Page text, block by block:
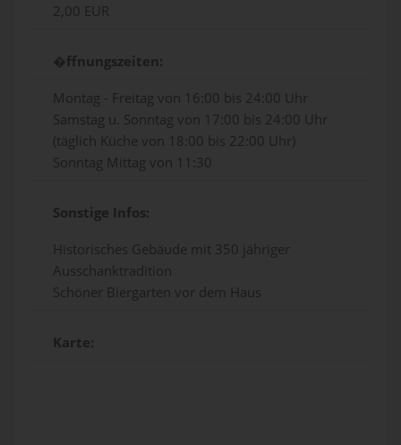
2,00 EUR
�ffnungszeiten:
Montag - Freitag von 16:00 bis 24:00 Uhr
Samstag u. Sonntag von 17:00 bis 24:00 Uhr
(täglich Küche von 18:00 bis 22:00 Uhr)
Sonntag Mittag von 11:30
Sonstige Infos:
Historisches Gebäude mit 350 jähriger
Ausschanktradition
Schöner Biergarten vor dem Haus
Karte: